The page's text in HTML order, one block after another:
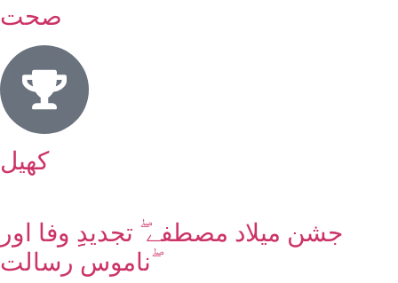
صحت
کھیل
جشن میلاد مصطفے ۖ تجدیدِِ وفا اور
ناموس رسالت ۖ